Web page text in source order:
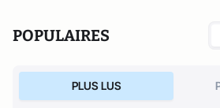
auditeur de l’IHEDN.
POPULAIRES
PLUS LUS